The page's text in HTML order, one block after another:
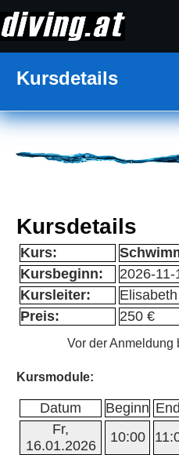
Kursdetails
Kursdetails
Kurs:
Kursbeginn:
2026-11-
Kursleiter:
Preis:
250 €
Vor der Anmeldung
Kursmodule:
Datum Beginn
Fr,
16.01.2026
10:00